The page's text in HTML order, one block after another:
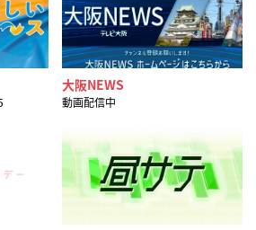
大阪NEWS
動画配信中